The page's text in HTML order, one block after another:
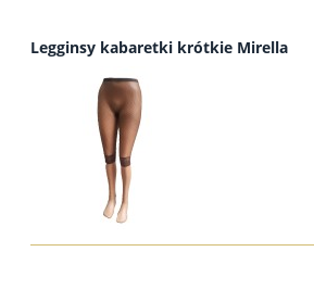
Legginsy kabaretki krótkie Mirella